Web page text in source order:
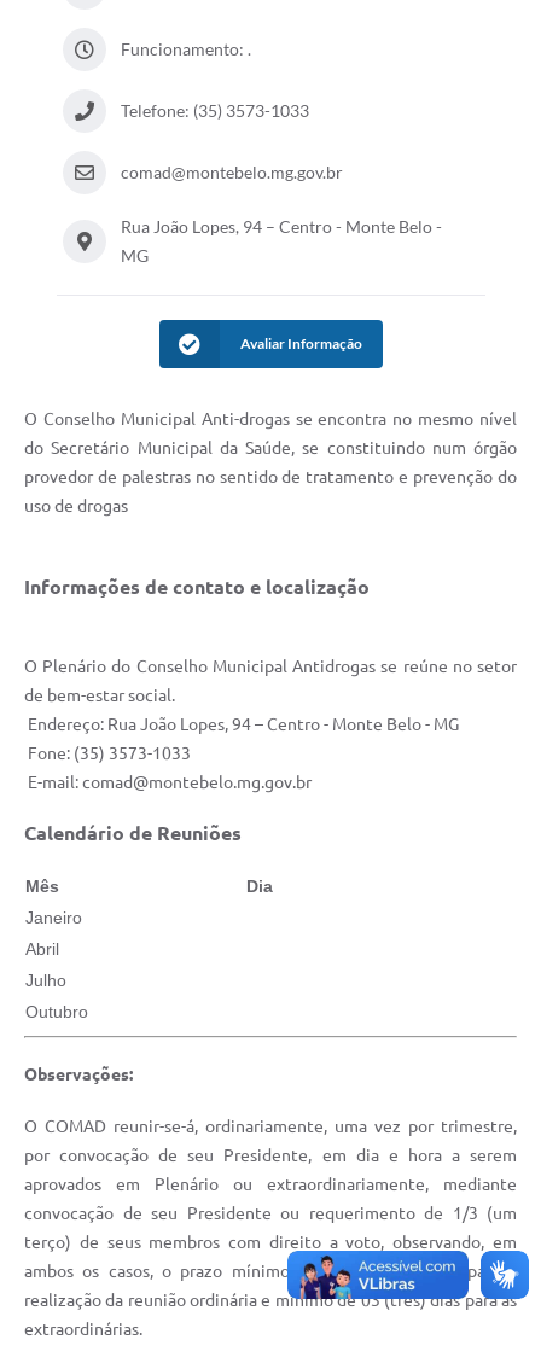
Funcionamento: .
Telefone: (35) 3573-1033
comad@montebelo.mg.gov.br
Rua João Lopes, 94 – Centro - Monte Belo -
MG
Avaliar Informação
O Conselho Municipal Anti-drogas se encontra no mesmo nível
do Secretário Municipal da Saúde, se constituindo num órgão
provedor de palestras no sentido de tratamento e prevenção do
uso de drogas
Informações de contato e localização
O Plenário do Conselho Municipal Antidrogas se reúne no setor
de bem-estar social.
Endereço: Rua João Lopes, 94 – Centro - Monte Belo - MG
Fone: (35) 3573-1033
E-mail: comad@montebelo.mg.gov.br
Calendário de Reuniões
Mês
Dia
Janeiro
Abril
Julho
Outubro
Observações:
O COMAD reunir-se-á, ordinariamente, uma vez por trimestre,
por convocação de seu Presidente, em dia e hora a serem
aprovados em Plenário ou extraordinariamente, mediante
convocação de seu Presidente ou requerimento de 1/3 (um
terço) de seus membros com direito a voto, observando, em
ambos os casos, o prazo mínimo de 15 (quinze) dias para a
realização da reunião ordinária e mínimo de 03 (três) dias para as
extraordinárias.